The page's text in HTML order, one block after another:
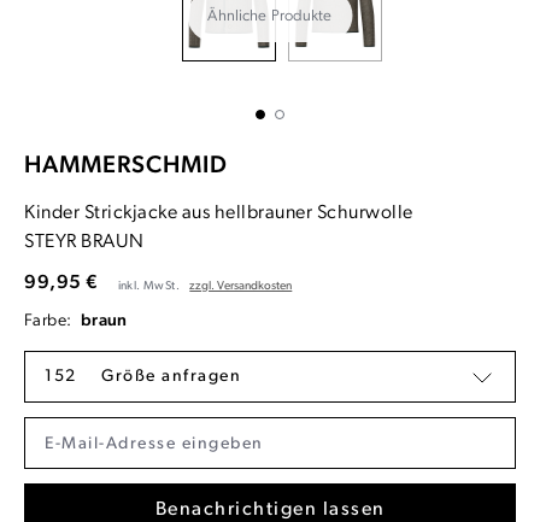
Ähnliche Produkte
HAMMERSCHMID
Kinder Strickjacke aus hellbrauner Schurwolle
STEYR BRAUN
99,95 € inkl. MwSt. zzgl. Versandkosten
Farbe: braun
152 Größe anfragen
Benachrichtigen lassen